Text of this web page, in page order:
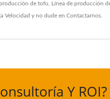
de tofu Línea de producción
Velocidad y no dude en Contactarnos
Y ROI?